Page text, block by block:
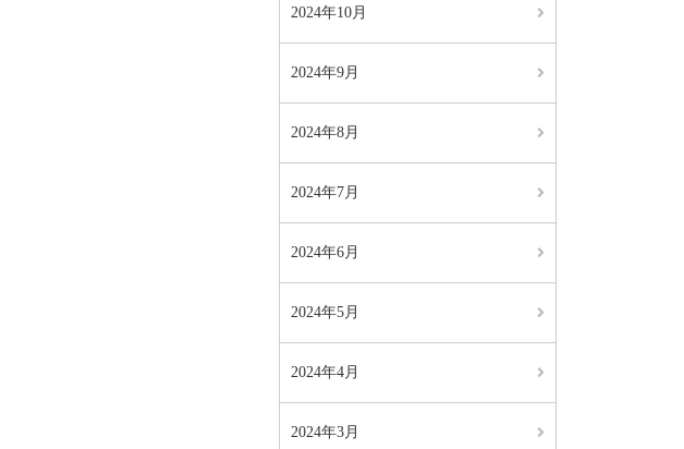
2024年10月
2024年9月
2024年8月
2024年7月
2024年6月
2024年5月
2024年4月
2024年3月